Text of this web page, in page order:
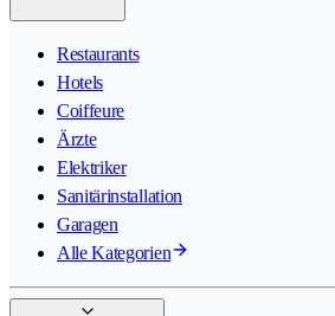
Restaurants
Hotels
Coiffeure
Ärzte
Elektriker
Sanitärinstallation
Garagen
Alle Kategorien